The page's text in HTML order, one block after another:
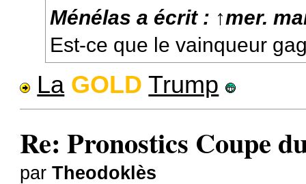
Ménélas a écrit : ↑mer.
Est-ce que le vainqueur
La GOLD Trump
Re: Pronostics Coupe
parTheodoklès